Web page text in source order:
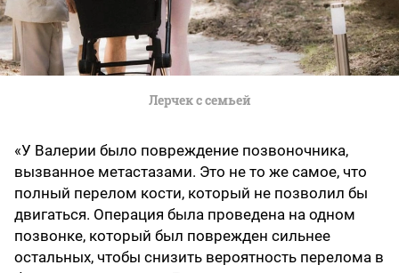
Лерчек с семьей
«У Валерии было повреждение позвоночника,
вызванное метастазами. Это не то же самое, что
полный перелом кости, который не позволил бы
двигаться. Операция была проведена на одном
позвонке, который был поврежден сильнее
остальных, чтобы снизить вероятность перелома в